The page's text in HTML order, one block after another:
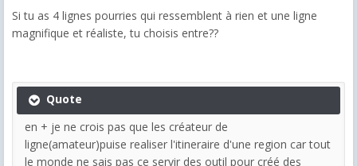
Si tu as 4 lignes pourries qui ressemblent à rien et une ligne
magnifique et réaliste, tu choisis entre??
Quote
en + je ne crois pas que les créateur de
ligne(amateur)puise realiser l'itineraire d'une region car tout
le monde ne sais pas ce servir des outil pour créé des